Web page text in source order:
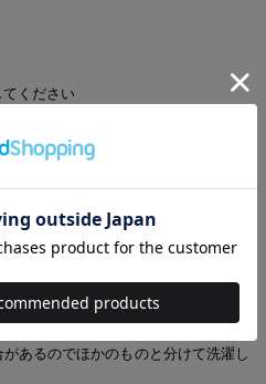
てください
も着用可能です
、長期間の着用をおすすめします
常があるときは使用しないでくださ
あるのでほかのものと分けて洗濯し